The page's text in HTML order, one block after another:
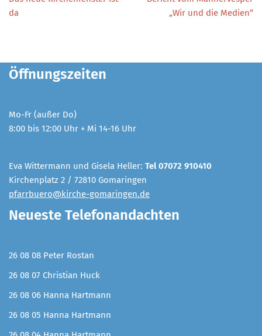
da
„Wir und die Medien“
Öffnungszeiten
Mo-Fr (außer Do)
8:00 bis 12:00 Uhr + Mi 14-16 Uhr
Eva Wittermann und Gisela Heller: Tel 07072 910410
Kirchenplatz 2 / 72810 Gomaringen
pfarrbuero@kirche-gomaringen.de
Neueste Telefonandachten
26 08 08 Peter Rostan
26 08 07 Christian Huck
26 08 06 Hanna Hartmann
26 08 05 Hanna Hartmann